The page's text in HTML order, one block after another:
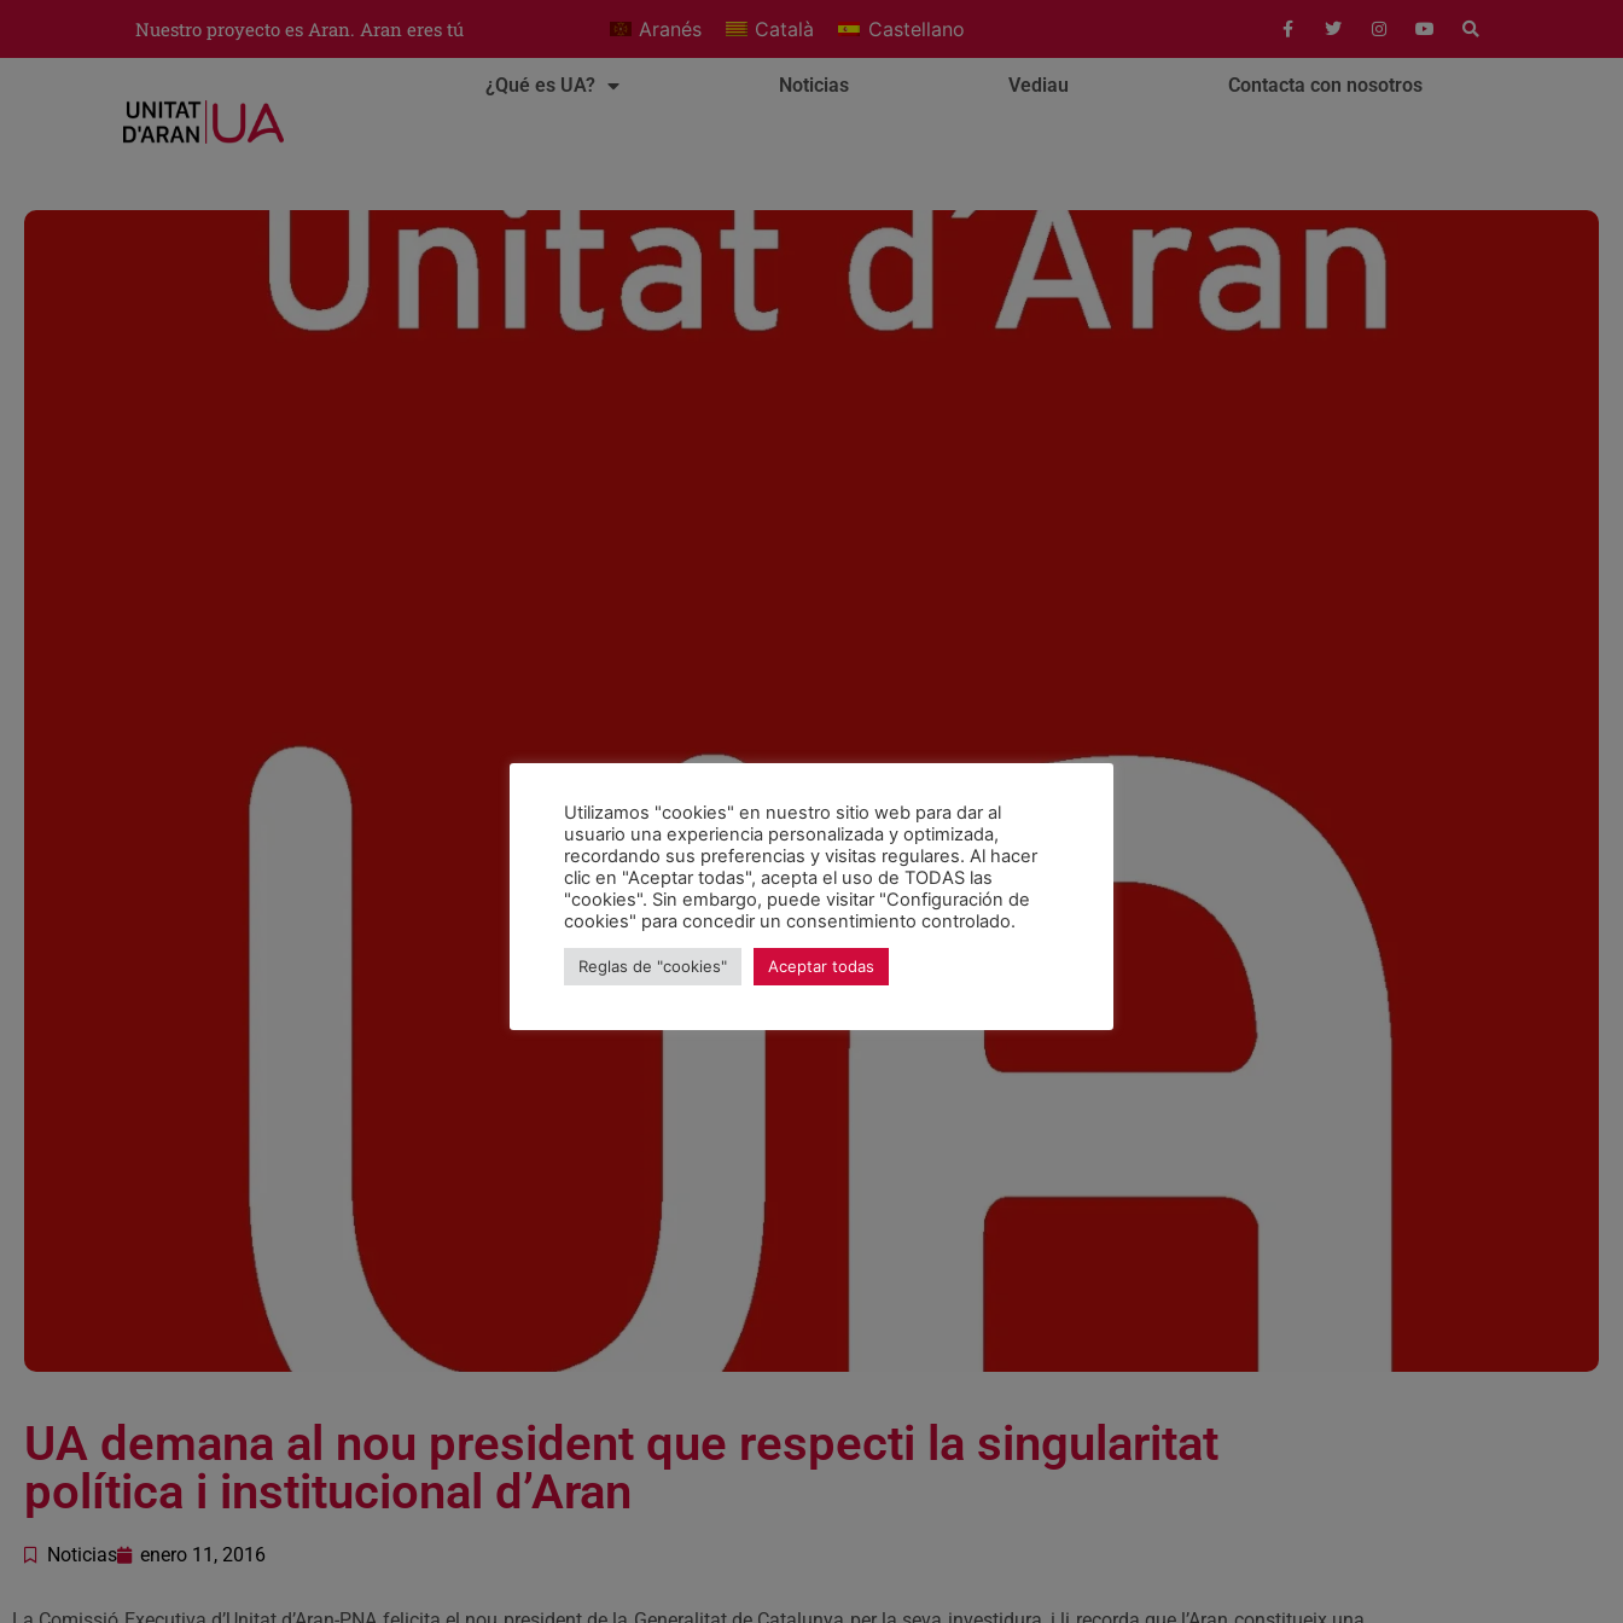
Nuestro proyecto es Aran. Aran eres tú Aranés Català Castellano
¿Qué es UA? Noticias Vediau Contacta con nosotros
UA demana al nou president que respecti la singularitat
política i institucional d’Aran
Noticias enero 11, 2016
Utilizamos "cookies" en nuestro sitio web para dar al
usuario una experiencia personalizada y optimizada,
recordando sus preferencias y visitas regulares. Al hacer
clic en "Aceptar todas", acepta el uso de TODAS las
"cookies". Sin embargo, puede visitar "Configuración de
cookies" para concedir un consentimiento controlado.
Reglas de "cookies" Aceptar todas